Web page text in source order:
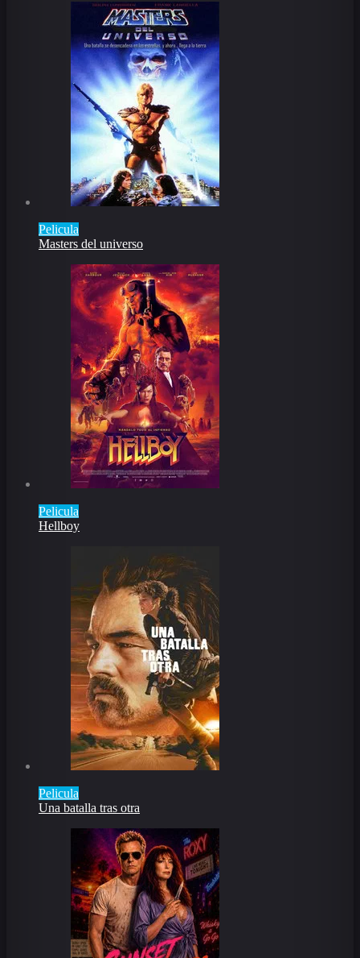
Pelicula
Masters del universo
Pelicula
Hellboy
Pelicula
Una batalla tras otra